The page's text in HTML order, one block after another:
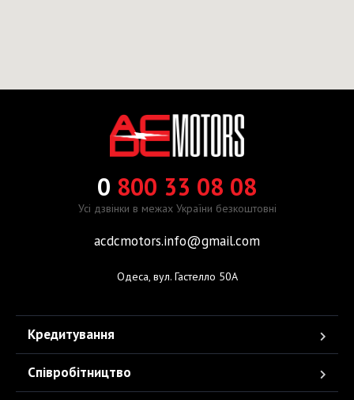
0 800 33 08 08
Усі дзвінки в межах України безкоштовні
acdcmotors.info@gmail.com
Одеса, вул. Гастелло 50А
Кредитування
Співробітництво